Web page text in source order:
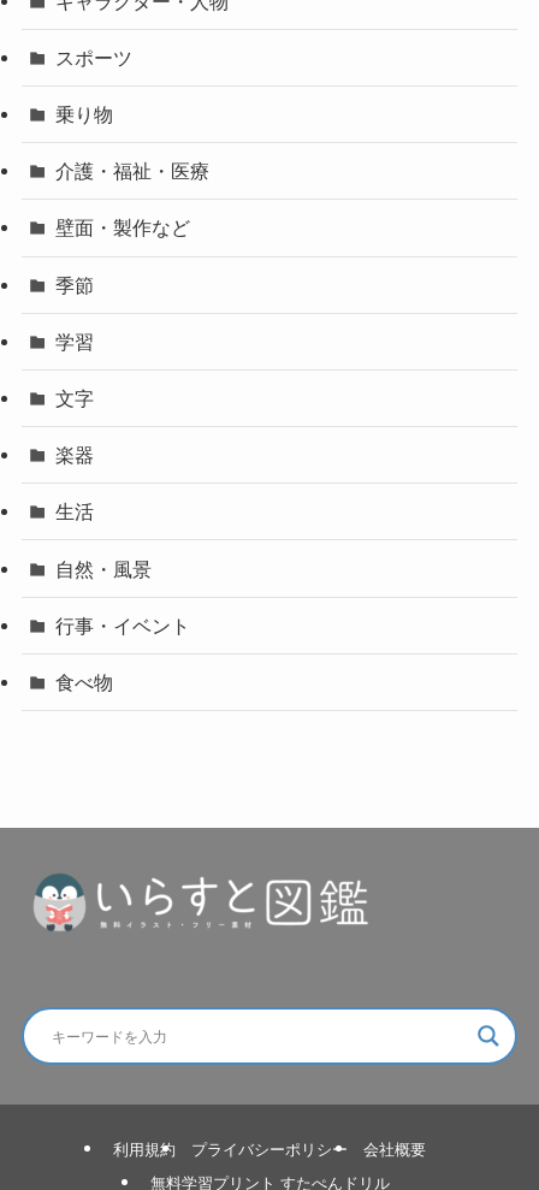
スポーツ
乗り物
介護・福祉・医療
壁面・製作など
季節
学習
文字
楽器
生活
自然・風景
行事・イベント
食べ物
利用規約 プライバシーポリシー
会社概要
無料学習プリント すたぺんドリル